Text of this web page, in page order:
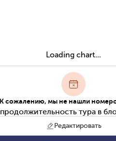
Loading chart...
К сожалению, мы не нашли
тура в
Редактировать